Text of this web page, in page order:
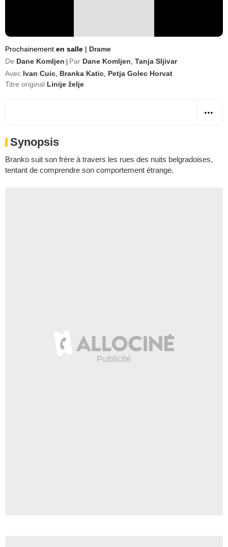
Prochainement en salle | Drame
De Dane Komljen Par Dane Komljen Tanja Sljivar
Avec Ivan Cuic Branka Katic Petja Golec Horvat
Titre original Linije želje
Synopsis
Branko suit son frère à travers les rues des nuits belgradoises,
tentant de comprendre son comportement étrange.